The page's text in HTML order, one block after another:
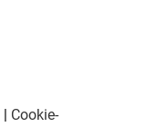
| Cookie-